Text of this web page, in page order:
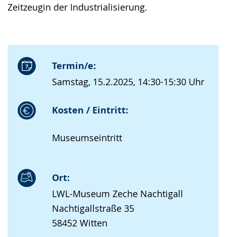
Zeitzeugin der Industrialisierung.
Termin/e:
Samstag, 15.2.2025, 14:30-15:30 Uhr
Kosten / Eintritt:
Museumseintritt
Ort:
LWL-Museum Zeche Nachtigall
Nachtigallstraße 35
58452 Witten